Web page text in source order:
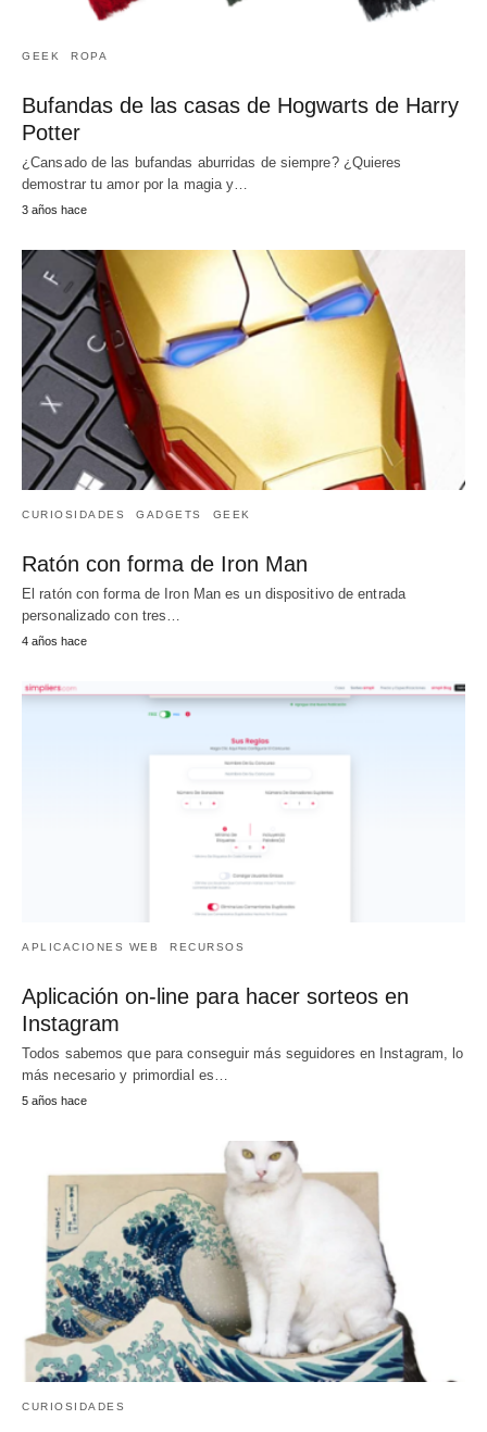
GEEK ROPA
Bufandas de las casas de Hogwarts de Harry
Potter
¿Cansado de las bufandas aburridas de siempre? ¿Quieres
demostrar tu amor por la magia y…
3 años hace
CURIOSIDADES GADGETS GEEK
Ratón con forma de Iron Man
El ratón con forma de Iron Man es un dispositivo de entrada
personalizado con tres…
4 años hace
APLICACIONES WEB RECURSOS
Aplicación on-line para hacer sorteos en
Instagram
Todos sabemos que para conseguir más seguidores en Instagram, lo
más necesario y primordial es…
5 años hace
CURIOSIDADES